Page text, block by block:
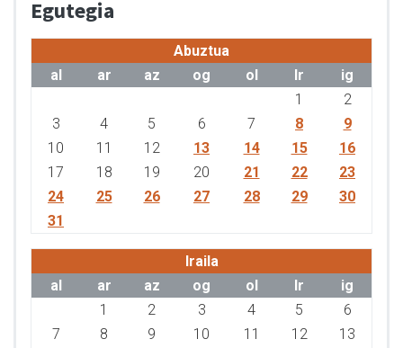
Egutegia
Abuztua
al
ar az og ol lr
ig
1
2
3
4 5 6 7 8
9
10
11 12 13 14 15
16
17
18 19 20 21 22
23
24
25 26 27 28 29
30
31
Iraila
al
ar az og ol lr
ig
1
2 3 4 5
6
7
8 9 10 11 12
13